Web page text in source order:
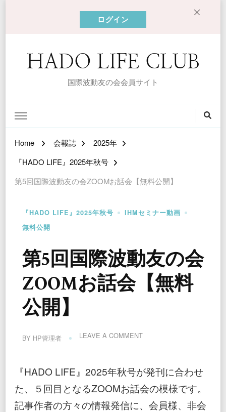
ログイン
HADO LIFE CLUB
国際波動友の会会員サイト
Home 会報誌
2025年
『HADO LIFE』2025年秋号
第5回国際波動友の会ZOOMお話会【無料公開】
『HADO LIFE』2025年秋号
IHMセミナー動画
無料公開
第5回国際波動友の会
ZOOMお話会【無料
公開】
BY HP管理者 LEAVE A COMMENTON
国
際
波
『HADO LIFE』2025年秋号が発刊に合わせ
た、５回目となるZOOMお話会の模様です。
記事作者の方々の情報発信に、会員様、非会